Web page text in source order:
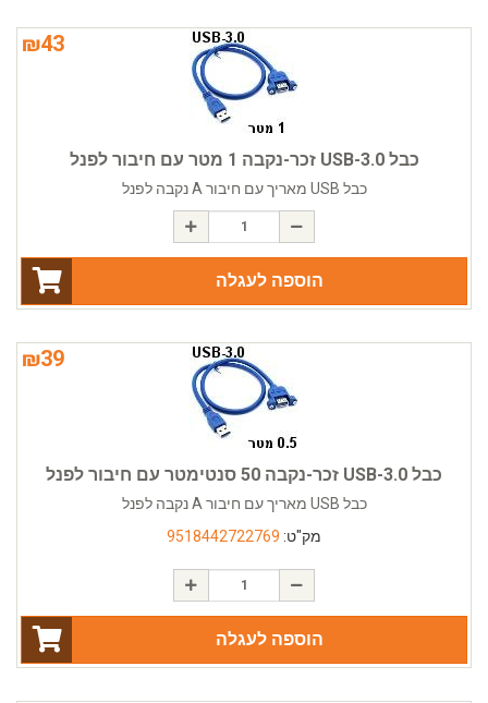
₪43
כבל USB-3.0 זכר-נקבה 1 מטר עם חיבור לפנל
כבל USB מאריך עם חיבור A נקבה לפנל
הוספה לעגלה
₪39
כבל USB-3.0 זכר-נקבה 50 סנטימטר עם חיבור לפנל
כבל USB מאריך עם חיבור A נקבה לפנל
מק"ט: 9518442722769
הוספה לעגלה